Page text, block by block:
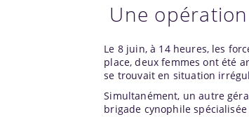
Une
Le 8 juin, à 14 heures, les
place, deux femmes ont été
se trouvait en situation
Simultanément, un autre
brigade cynophile